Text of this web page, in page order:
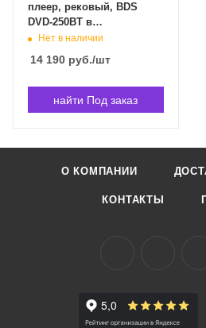
плеер, рековый, BDS
DVD-250BT в
Владивостоке
Нет в наличии
14 190 руб./шт
найти Под заказ
О КОМПАНИИ
КОНТАКТЫ